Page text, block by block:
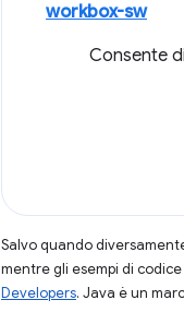
workbox-sw
Consente
Salvo quando
mentre gli esempi di
Developers. Java è un